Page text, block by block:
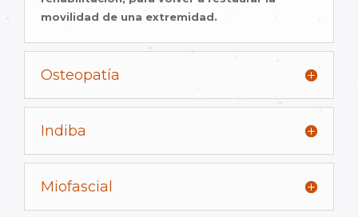
movilidad de una extremidad.
Osteopatía
Indiba
Miofascial